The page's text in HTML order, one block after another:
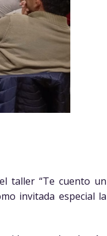
taller “Te cuento un
invitada especial la